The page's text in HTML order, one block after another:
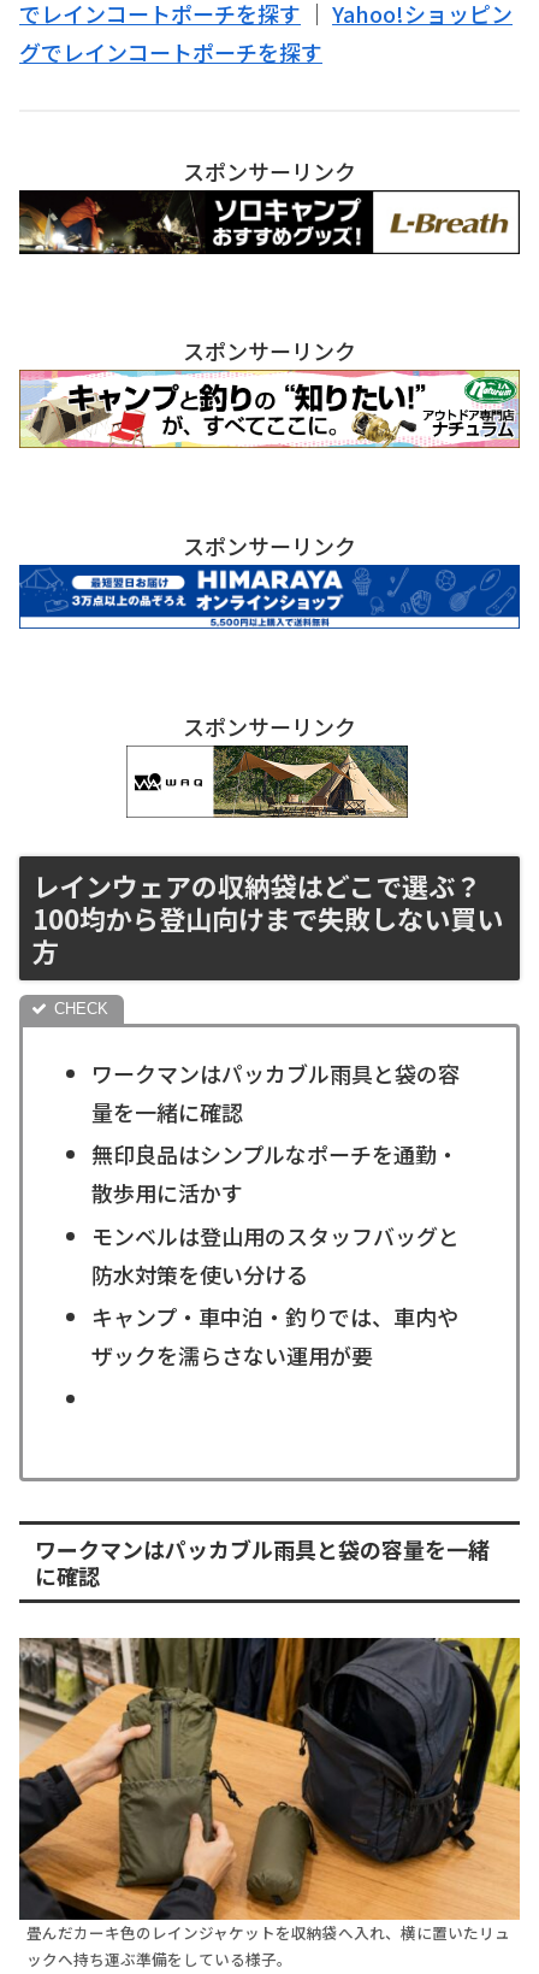
でレインコートポーチを探す ｜ Yahoo!ショッピン
グでレインコートポーチを探す
スポンサーリンク
スポンサーリンク
スポンサーリンク
スポンサーリンク
レインウェアの収納袋はどこで選ぶ？
100均から登山向けまで失敗しない買い
方
ワークマンはパッカブル雨具と袋の容
量を一緒に確認
無印良品はシンプルなポーチを通勤・
散歩用に活かす
モンベルは登山用のスタッフバッグと
防水対策を使い分ける
キャンプ・車中泊・釣りでは、車内や
ザックを濡らさない運用が要
ワークマンはパッカブル雨具と袋の容量を一緒
に確認
畳んだカーキ色のレインジャケットを収納袋へ入れ、横に置いたリュ
ックへ持ち運ぶ準備をしている様子。